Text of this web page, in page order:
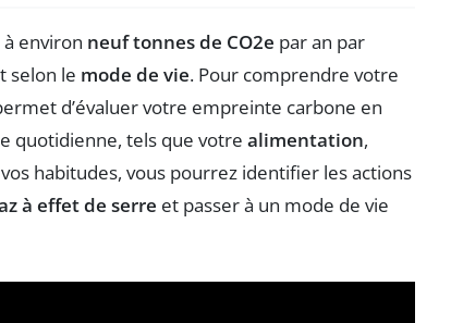
à environ neuf tonnes de CO2e par an par
selon le mode de vie. Pour comprendre votre
d’évaluer votre empreinte carbone en
quotidienne, tels que votre alimentation,
vos habitudes, vous pourrez identifier les actions
à effet de serre et passer à un mode de vie